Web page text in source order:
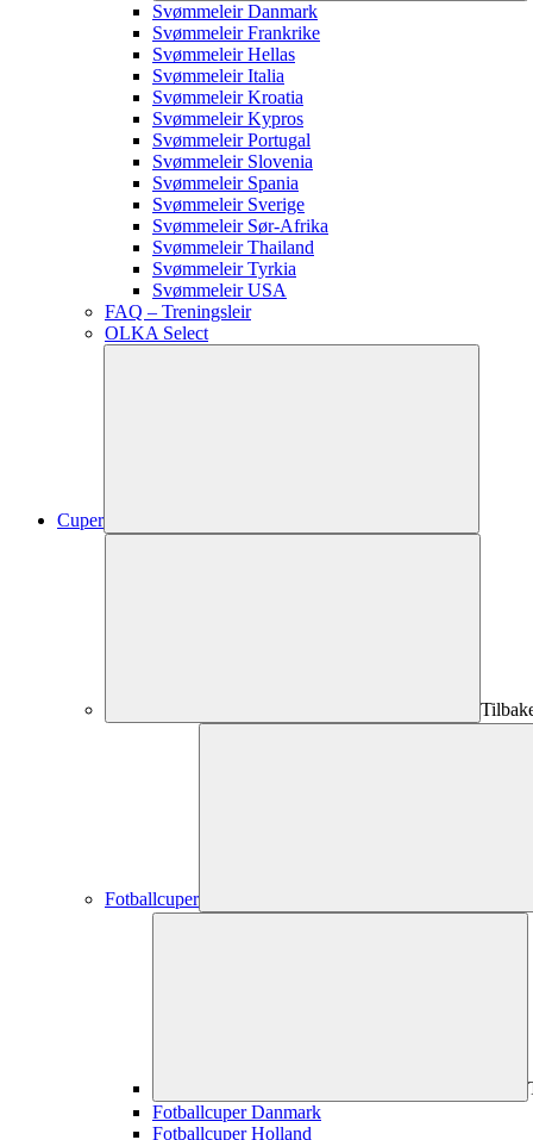
Svømmeleir Danmark
Svømmeleir Frankrike
Svømmeleir Hellas
Svømmeleir Italia
Svømmeleir Kroatia
Svømmeleir Kypros
Svømmeleir Portugal
Svømmeleir Slovenia
Svømmeleir Spania
Svømmeleir Sverige
Svømmeleir Sør-Afrika
Svømmeleir Thailand
Svømmeleir Tyrkia
Svømmeleir USA
FAQ – Treningsleir
OLKA Select
Cuper
Fotballcuper
Fotballcuper Danmark
Fotballcuper Holland